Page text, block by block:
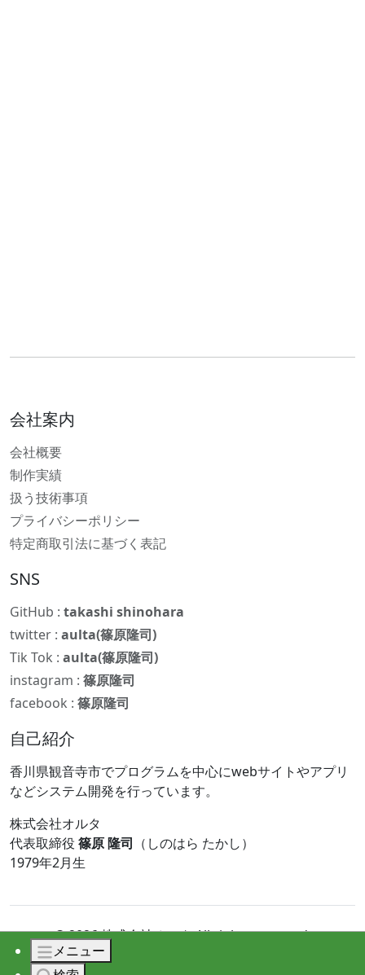
会社案内
会社概要
制作実績
扱う技術事項
プライバシーポリシー
特定商取引法に基づく表記
SNS
GitHub : takashi shinohara
twitter : aulta(篠原隆司)
Tik Tok : aulta(篠原隆司)
instagram : 篠原隆司
facebook : 篠原隆司
自己紹介
香川県観音寺市でプログラムを中心にwebサイトやアプリ
などシステム開発を行っています。
株式会社オルタ
代表取締役 篠原 隆司 （しのはら たかし）
1979年2月生
© 2026 株式会社オルタ All rights reserved.
メニュー